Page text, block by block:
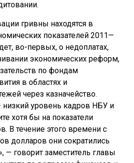
гривны находятся в
показателей 2011—
во-первых, о недоплатах,
экономических реформ,
по фондам
в областях и
через казначейство.
низкий уровень кадров НБУ и
хотя бы на показатели
В течение этого времени с
долларов они сократились
— говорит заместитель главы